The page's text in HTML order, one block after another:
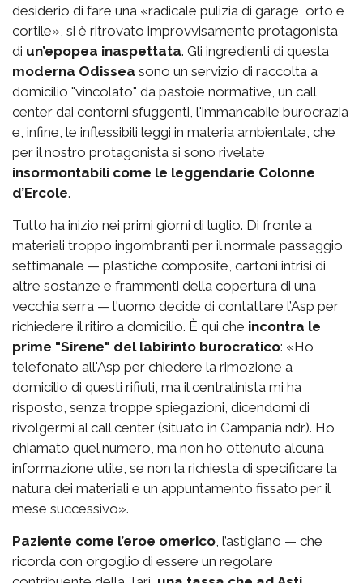
desiderio di fare una «radicale pulizia di garage, orto e
cortile», si è ritrovato improvvisamente protagonista
di un’epopea inaspettata. Gli ingredienti di questa
moderna Odissea sono un servizio di raccolta a
domicilio "vincolato" da pastoie normative, un call
center dai contorni sfuggenti, l'immancabile burocrazia
e, infine, le inflessibili leggi in materia ambientale, che
per il nostro protagonista si sono rivelate
insormontabili come le leggendarie Colonne
d’Ercole.
Tutto ha inizio nei primi giorni di luglio. Di fronte a
materiali troppo ingombranti per il normale passaggio
settimanale — plastiche composite, cartoni intrisi di
altre sostanze e frammenti della copertura di una
vecchia serra — l'uomo decide di contattare l’Asp per
richiedere il ritiro a domicilio. È qui che incontra le
prime "Sirene" del labirinto burocratico: «Ho
telefonato all'Asp per chiedere la rimozione a
domicilio di questi rifiuti, ma il centralinista mi ha
risposto, senza troppe spiegazioni, dicendomi di
rivolgermi al call center (situato in Campania ndr). Ho
chiamato quel numero, ma non ho ottenuto alcuna
informazione utile, se non la richiesta di specificare la
natura dei materiali e un appuntamento fissato per il
mese successivo».
Paziente come l’eroe omerico, l’astigiano — che
ricorda con orgoglio di essere un regolare